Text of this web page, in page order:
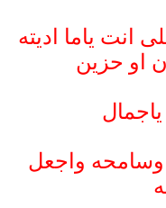
انت ياما اديته
او حزين
وسامحه واجعل